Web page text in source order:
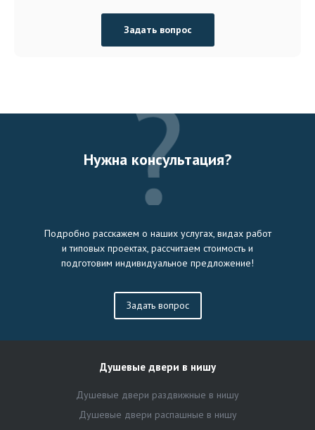
Задать вопрос
Нужна консультация?
Подробно расскажем о наших услугах, видах работ
и типовых проектах, рассчитаем стоимость и
подготовим индивидуальное предложение!
Задать вопрос
Душевые двери в нишу
Душевые двери раздвижные в нишу
Душевые двери распашные в нишу